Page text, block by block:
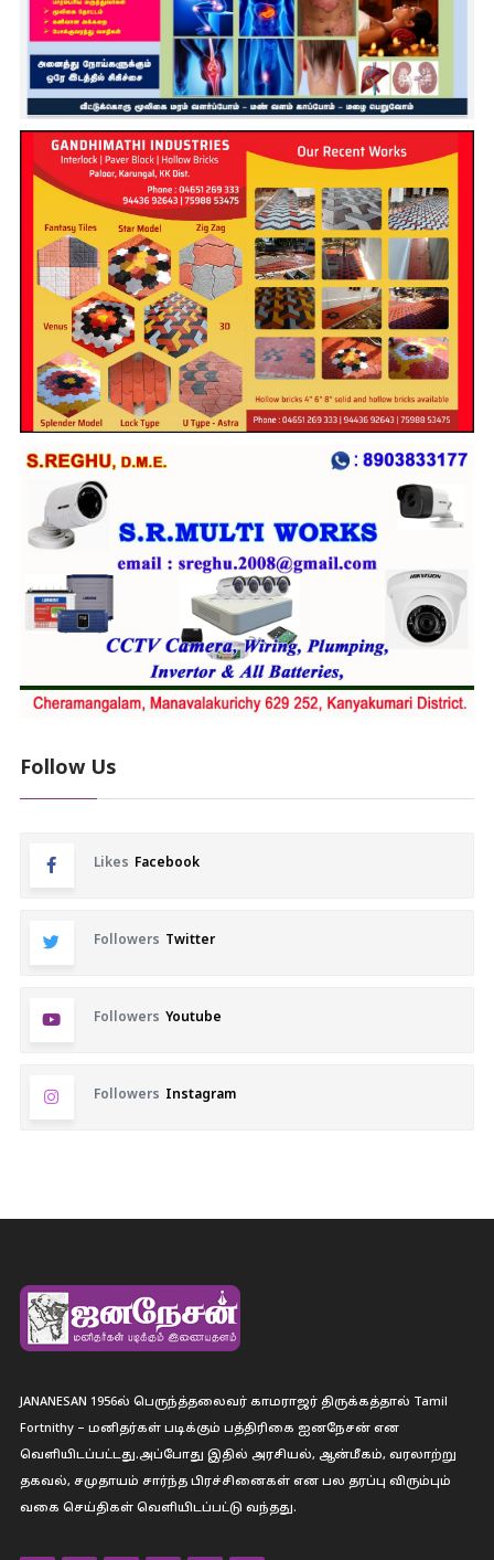
Follow Us
Likes Facebook
Followers Twitter
Followers Youtube
Followers Instagram
JANANESAN 1956ல் பெருந்த்தலைவர் காமராஜர் திருக்கத்தால் Tamil
Fortnithy – மனிதர்கள் படிக்கும் பத்திரிகை ஐனநேசன் என
வெளியிடப்பட்டது.அப்போது இதில் அரசியல், ஆன்மீகம், வரலாற்று
தகவல், சமுதாயம் சார்ந்த பிரச்சினைகள் என பல தரப்பு விரும்பும்
வகை செய்திகள் வெளியிடப்பட்டு வந்தது.